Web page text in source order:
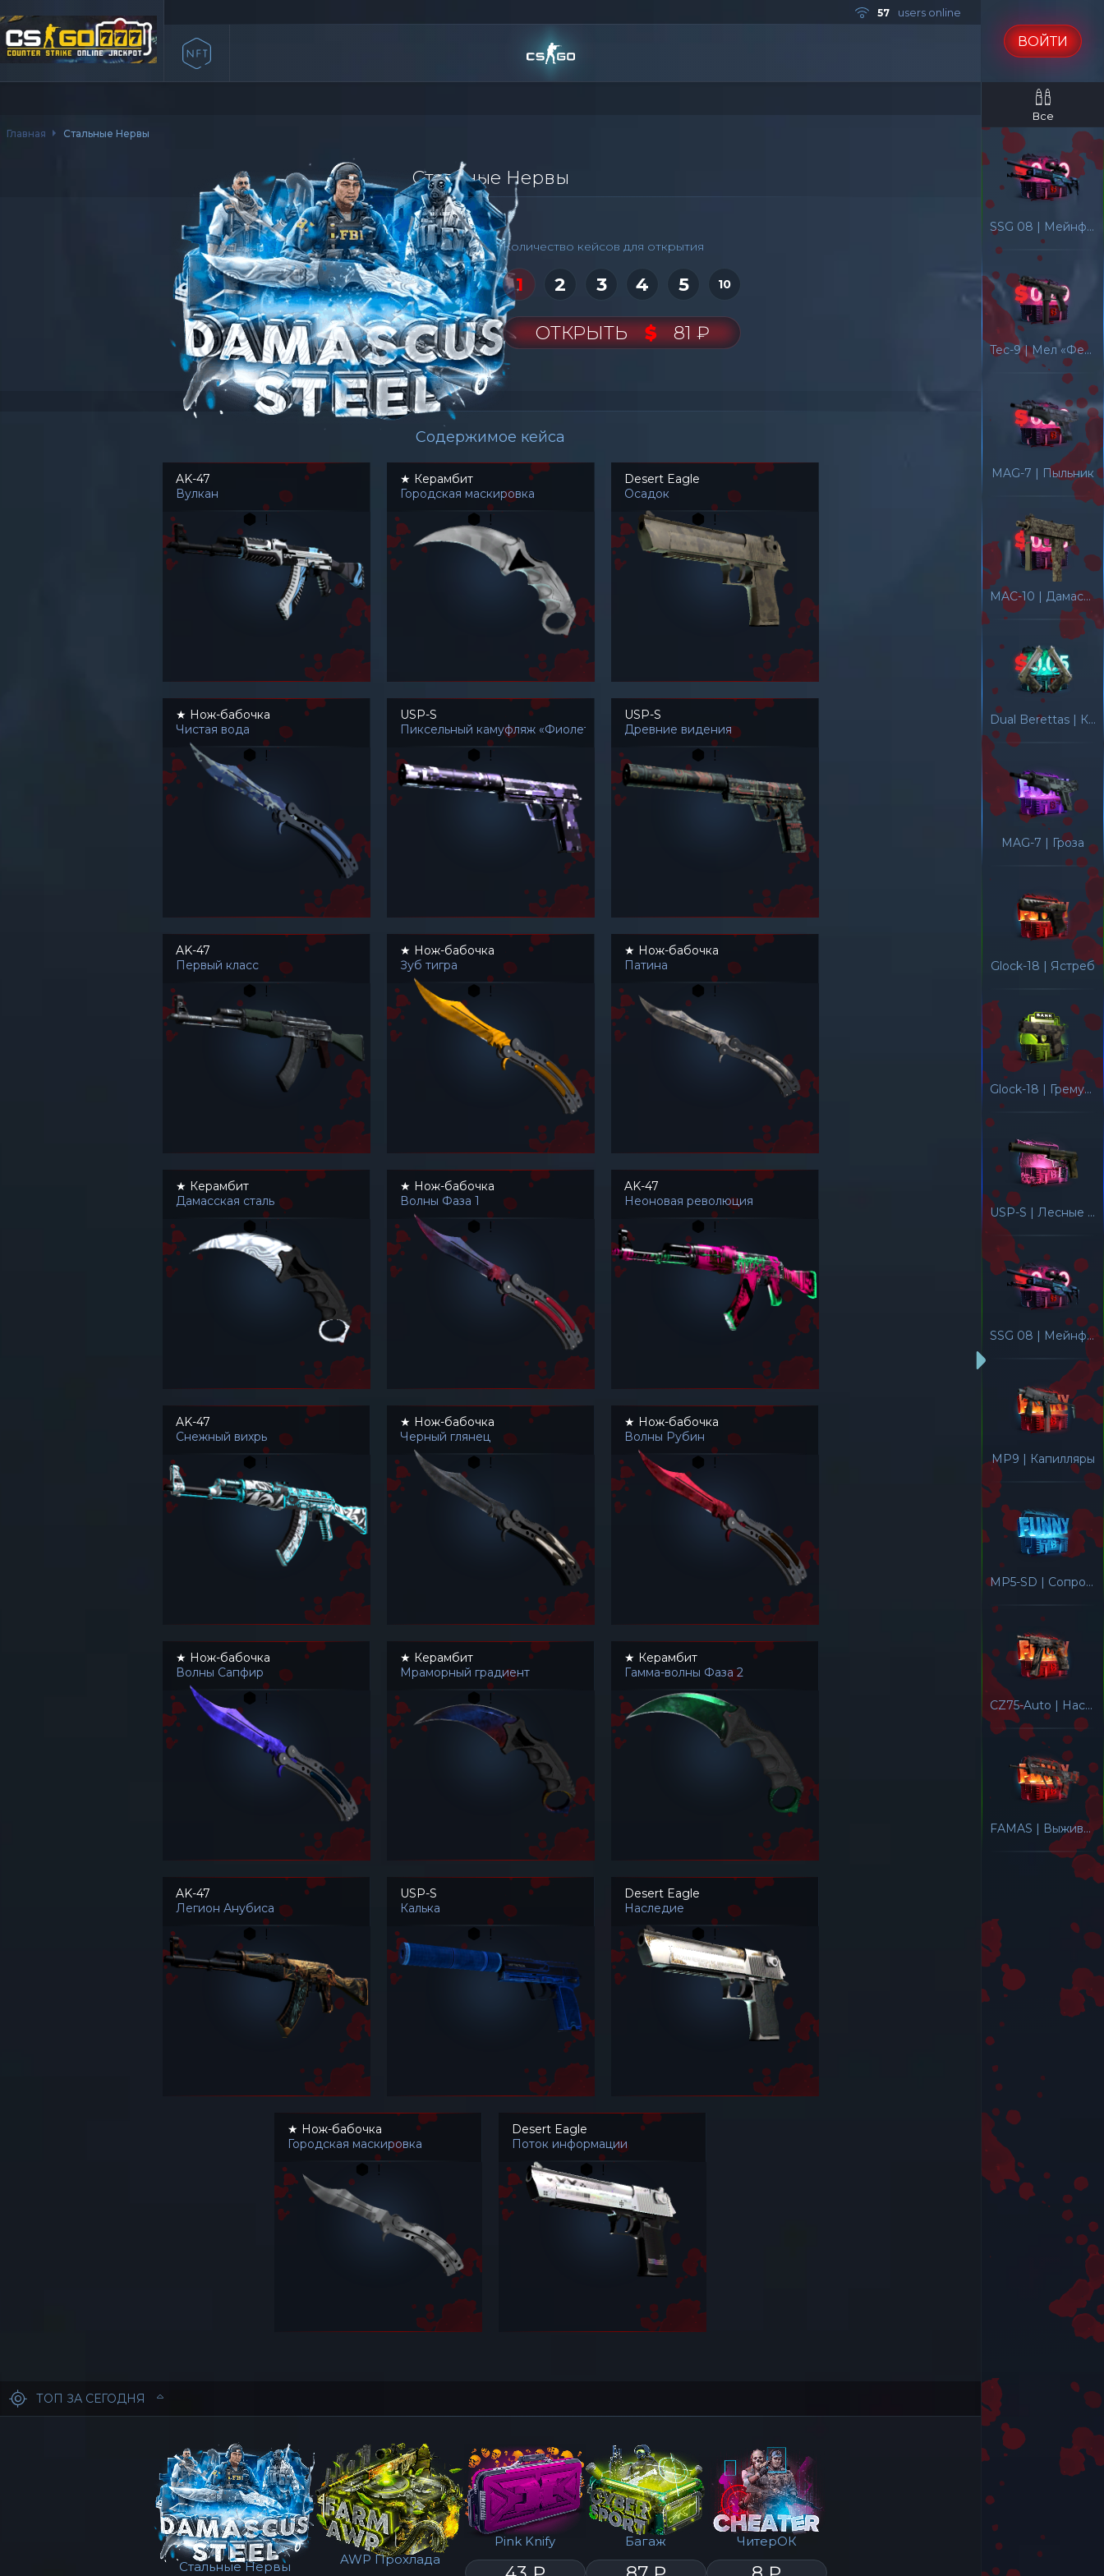
57 users online
Главная Стальные Нервы
Стальные Нервы
Количество кейсов для открытия
1 2 3 4 5 10
ОТКРЫТЬ $ 81 ₽
Содержимое кейса
AK-47
Вулкан
★ Керамбит
Городская маскировка
Desert Eagle
Осадок
★ Нож-бабочка
Чистая вода
USP-S
Пиксельный камуфляж «Фиолетовый»
USP-S
Древние видения
AK-47
Первый класс
★ Нож-бабочка
Зуб тигра
★ Нож-бабочка
Патина
★ Керамбит
Дамасская сталь
★ Нож-бабочка
Волны Фаза 1
AK-47
Неоновая революция
AK-47
Снежный вихрь
★ Нож-бабочка
Черный глянец
★ Нож-бабочка
Волны Рубин
★ Нож-бабочка
Волны Сапфир
★ Керамбит
Мраморный градиент
★ Керамбит
Гамма-волны Фаза 2
AK-47
Легион Анубиса
USP-S
Калька
Desert Eagle
Наследие
★ Нож-бабочка
Городская маскировка
Desert Eagle
Поток информации
ТОП ЗА СЕГОДНЯ
Стальные Нервы AWP Прохлада
Pink Knify Багаж ЧитерОК
ВОЙТИ
Все
SSG 08 | Мейнфрейм 001
Tec-9 | Мел «Феникса»
MAG-7 | Пыльник
MAC-10 | Дамасская охра
Dual Berettas | Колония
MAG-7 | Гроза
Glock-18 | Ястреб
Glock-18 | Гремучая смерть
USP-S | Лесные листья
SSG 08 | Мейнфрейм 001
MP9 | Капилляры
MP5-SD | Сопроцессор
CZ75-Auto | Настоящий змееяд
FAMAS | Выживший